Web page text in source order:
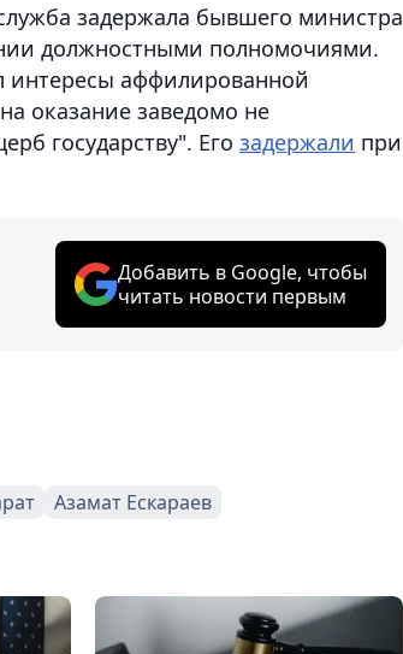
задержала бывшего министра
должностными полномочиями.
интересы аффилированной
оказание заведомо не
государству". Его задержали при
Добавить в Google, чтобы
читать новости первым
Азамат Ескараев